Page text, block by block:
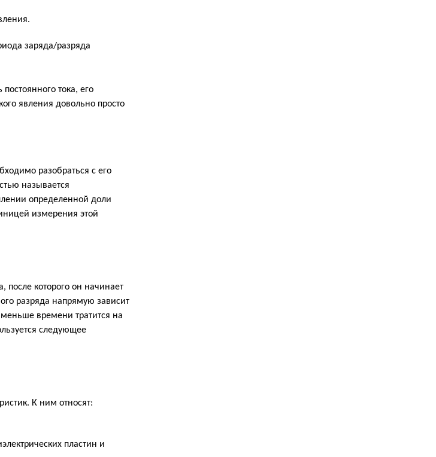
заряда/разряда
тока, его
явления довольно просто
разобраться с его
называется
определенной доли
измерения этой
после которого он начинает
разряда напрямую зависит
времени тратится на
следующее
К ним относят:
пластин и